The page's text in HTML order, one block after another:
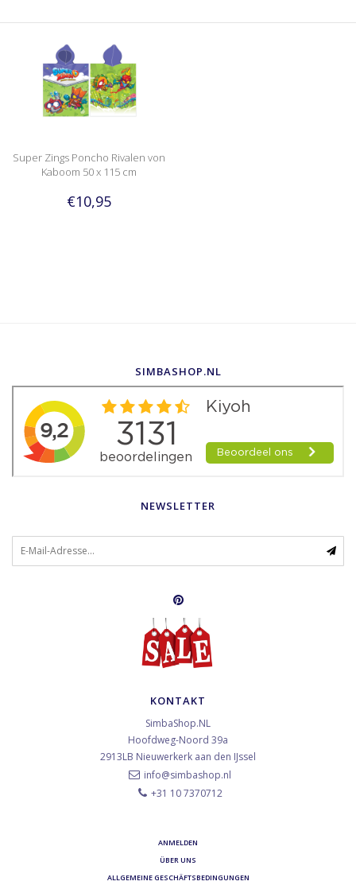
Super Zings Poncho Rivalen von
Kaboom 50 x 115 cm
€10,95
SIMBASHOP.NL
NEWSLETTER
KONTAKT
SimbaShop.NL
Hoofdweg-Noord 39a
2913LB Nieuwerkerk aan den IJssel
info@simbashop.nl
+31 10 7370712
ANMELDEN
ÜBER UNS
ALLGEMEINE GESCHÄFTSBEDINGUNGEN